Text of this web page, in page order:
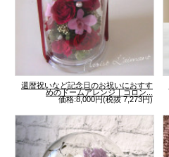
還暦祝いなど記念日のお祝いにおすす
めのドームアレンジ｜コロン...
価格:8,000円(税抜 7,273円)